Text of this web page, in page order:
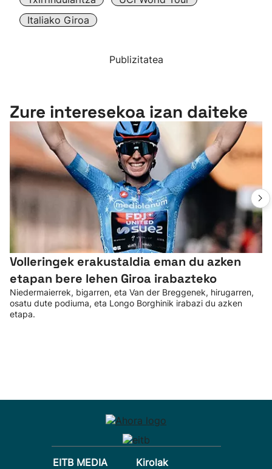
Italiako Giroa
Publizitatea
Zure interesekoa izan daiteke
Volleringek erakustaldia eman du azken
etapan bere lehen Giroa irabazteko
Niedermaierrek, bigarren, eta Van der Breggenek, hirugarren,
osatu dute podiuma, eta Longo Borghinik irabazi du azken
etapa.
EITB MEDIA
Kirolak